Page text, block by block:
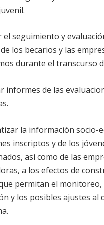
el seguimiento y
los becarios y las
durante el transcurso
informes de las
la información socio-
inscriptos y de los
así como de las
a los efectos de
permitan el monitoreo,
y los posibles ajustes al